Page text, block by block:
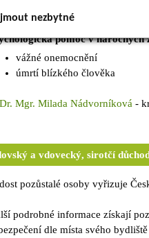
pomoc v náročných
vážné onemocnění
úmrtí blízkého člověka
Mgr. Milada Nádvorníková -
a vdovecký, sirotčí
pozůstalé osoby vyřizuje
podrobné informace získají
dle místa svého
nezbytné